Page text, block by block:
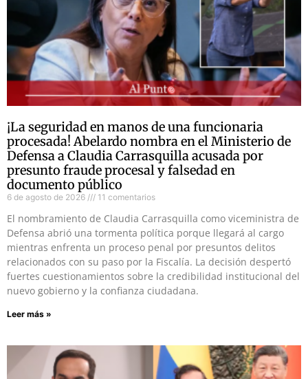
¡La seguridad en manos de una funcionaria
procesada! Abelardo nombra en el Ministerio de
Defensa a Claudia Carrasquilla acusada por
presunto fraude procesal y falsedad en
documento público
6 de agosto de 2026 11 comentarios
El nombramiento de Claudia Carrasquilla como viceministra de
Defensa abrió una tormenta política porque llegará al cargo
mientras enfrenta un proceso penal por presuntos delitos
relacionados con su paso por la Fiscalía. La decisión despertó
fuertes cuestionamientos sobre la credibilidad institucional del
nuevo gobierno y la confianza ciudadana.
Leer más »